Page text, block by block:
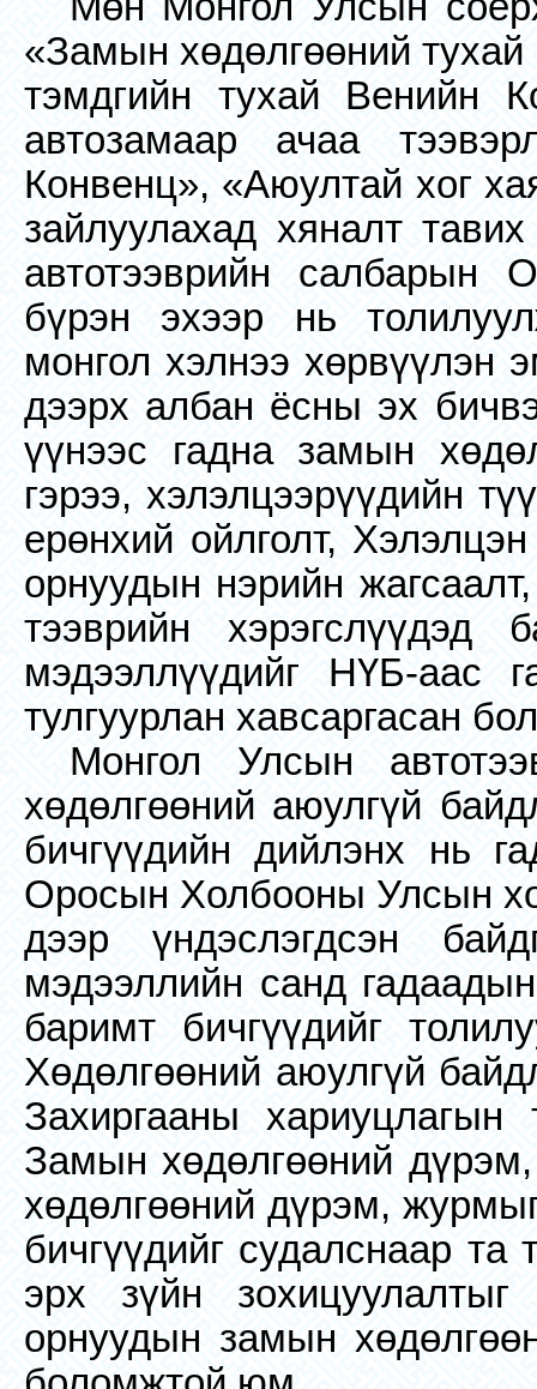
«Замын хөдөлгөөний
тэмдгийн тухай Венийн
автозамаар ачаа
Конвенц», «Аюултай хог
зайлуулахад хяналт
автотээврийн салбарын
бүрэн эхээр нь
монгол хэлнээ хөрвүүлэн
дээрх албан ёсны эх
үүнээс гадна замын
гэрээ, хэлэлцээрүүдийн
ерөнхий ойлголт,
орнуудын нэрийн
тээврийн хэрэгслүүдэд
мэдээллүүдийг НҮБ-аас
тулгуурлан хавсаргасан
Монгол Улсын
хөдөлгөөний аюулгүй
бичгүүдийн дийлэнх нь
Оросын Холбооны Улсын
дээр үндэслэгдсэн
мэдээллийн санд
баримт бичгүүдийг
Хөдөлгөөний аюулгүй
Захиргааны хариуцлагын
Замын хөдөлгөөний
хөдөлгөөний дүрэм,
бичгүүдийг судалснаар
эрх зүйн
орнуудын замын